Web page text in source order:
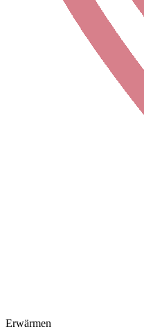
Erwärmen